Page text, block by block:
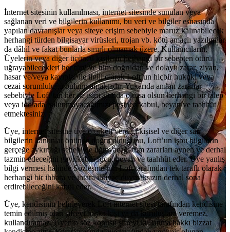
İnternet sitesinin kullanılması, internet sitesinde sunulan veya
sağlanan veri ve bilgilerin kullanımı, bu veri ve bilgiler esnasında
yapılan davranışlar veya siteye erişim sebebiyle maruz kalınabilecek
herhangi türden bilgisayar virüsleri, trojan vb. kötü amaçlı yazılımlar
da dâhil ve fakat bunlarla sınırlı olmamak üzere, Kullanıcıların,
Üyelerin veya diğer üçüncü kişilerin herhangi bir sebepten ötürü
uğrayabilecekleri her türü ve tüm doğrudan ve dolaylı zarar, ziyan,
hasar ve/veya kayıplar ile ilgili olarak Loft’un hiçbir hukuki veya
cezai sorumluluğu bulunmamaktadır. Yukarıda anılan zararlar
sebebiyle Loft’tan her ne isim altında olursa olsun herhangi bir talep
veya iddiada bulunmayacağımızı peşinen kabul, beyan ve taahhüt
etmektesiniz.
Üye, internet sitesine üye olurken verdiği kişisel ve diğer sair
bilgilerin kanunlar önünde doğru olduğunu, Loft’un işbu bilgilerin
gerçeğe aykırılığı sebebiyle uğrayacağı tüm zararları aynen ve derhal
tazmin edeceğini gayrikabili rücu, beyan ve taahhüt eder. Üye yanlış
bilgi vermesi halinde Sözleşme’nin Loft tarafından tek taraflı olarak
herhangi bir ihbara ve ihtara ihtiyaç duymaksızın derhal sona
erdirebileceğini kabul eder.
Üye, kendisinin belirleyerek Loft internet sitesi tarafından kendisine
temin edilmiş olan şifreyi başka kişi ya da kuruluşlara veremez,
kullandıramaz. Üyenin söz konusu şifreyi kullanma hakkı bizzat